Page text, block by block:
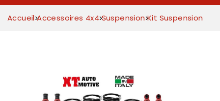
Accueil Accessoires 4x4 Suspension Kit Suspension